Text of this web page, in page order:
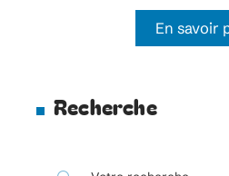
En savoir
Recherche